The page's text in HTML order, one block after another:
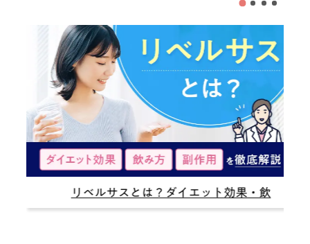
リベルサスとは？ダイエット効果・飲
み方・副作用を徹底解説